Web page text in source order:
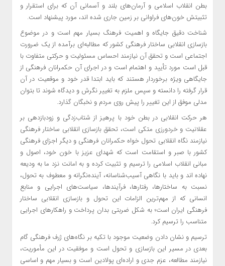
بطن انقلاب اسلامی و آرمان‌های بلند و آسمانی آن که برای استقرار و
تثبیتش خون‌های فراوانی بر زمین جاری شده اند، مورد پیشنهاد است.
شناخت دقیق جایگاه و اهمیت فرهنگ بسیار مهم است و در موضوع
بازسازی انقلابی ساختار فرهنگی کشور که مطالبه‌ای برآمده از یک ضرورت
اجتماعی است و تحقق آن نیازمند احساس مسئولیت و حرکتی متفاوت با
قبل است مورد تأیید و اهتمام است و در اجرای آن حکمرانان فرهنگی از
جایگاهی ویژه برخوردار هستند که باید ابتدا قدر خود و موقعیت در آن
قرار گرفته را دانسته و سپس ملزم به تغییر نگرش و دیدگاه شوند تا بتوان
مدلی موفق از این تغییر را پیش روی مردم و نخبگان گذارد.
هر حرکت انقلابی در بطن خود با پرهیز از شتاب‌زدگی و زودبازدهی بر
عقلانیت و خردورزی متکی است، تحقق بازسازی انقلابی ساختار فرهنگی
نیازمند نگاه انقلابی تحول خواه حکمرانان فرهنگی و دیگر اجزای فرهنگی
کشور با صبر و استقامت است که شهدای عزیز با خون خود، اصول و
مبانی انقلاب اسلامی را ترسیم و تثبیت کرده و به امانت نزد ما به ودیعه
نهاده اند و باید با نگاهی آسیب‌شناسانه، آینده‌نگرانه و معطوف به تحول،
نسبت به ساختارها، رفتارها، فرآیندها، سیاست‌های اجرایی و منابع
انسانی که از مهم‌ترین الزامات این تحول و بازسازی انقلابی ساختار
فرهنگی ایران است؛ به شکل ضربتی بدان پرداخت و راهکار‌های اجرایی
متناسب را ترسیم کرد.
ترسیم و نشان دادن وضعیت موجود با تکیه بر نگاه‌های ژرف فرهنگی گام
بعدی در مسیر این بازسازی و تحول است و موفقیت در این مأموریت،
نیازمند مطالعه، عزم جدی و اراده‌ای پولادین است و بسیار مهم و اساسی